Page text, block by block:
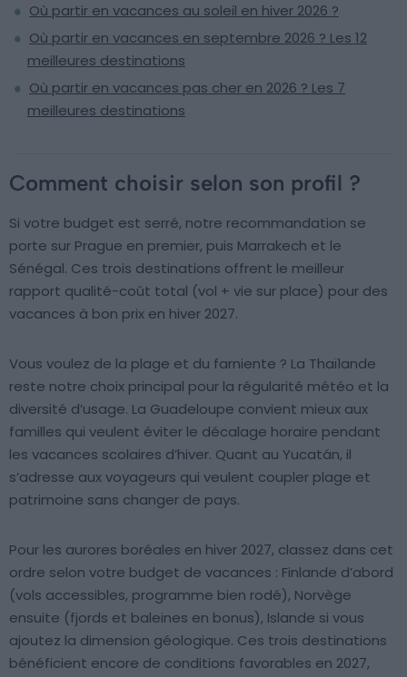
Où partir en vacances au soleil en hiver 2026 ?
Où partir en vacances en septembre 2026 ? Les 12
meilleures destinations
Où partir en vacances pas cher en 2026 ? Les 7
meilleures destinations
Comment choisir selon son profil ?
Si votre budget est serré, notre recommandation se
porte sur Prague en premier, puis Marrakech et le
Sénégal. Ces trois destinations offrent le meilleur
rapport qualité-coût total (vol + vie sur place) pour des
vacances à bon prix en hiver 2027.
Vous voulez de la plage et du farniente ? La Thaïlande
reste notre choix principal pour la régularité météo et la
diversité d’usage. La Guadeloupe convient mieux aux
familles qui veulent éviter le décalage horaire pendant
les vacances scolaires d’hiver. Quant au Yucatán, il
s’adresse aux voyageurs qui veulent coupler plage et
patrimoine sans changer de pays.
Pour les aurores boréales en hiver 2027, classez dans cet
ordre selon votre budget de vacances : Finlande d’abord
(vols accessibles, programme bien rodé), Norvège
ensuite (fjords et baleines en bonus), Islande si vous
ajoutez la dimension géologique. Ces trois destinations
bénéficient encore de conditions favorables en 2027,